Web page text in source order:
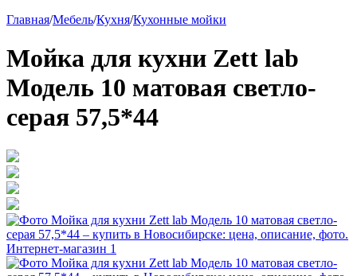
Главная/Мебель/Кухня/Кухонные мойки
Мойка для кухни Zett lab
Модель 10 матовая светло-
серая 57,5*44